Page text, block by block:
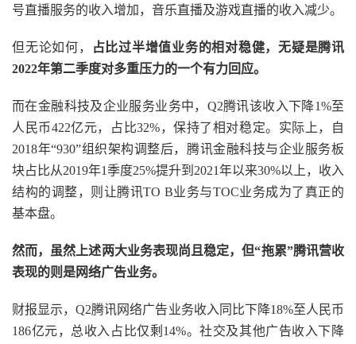
号直播服务的收入增加，音乐直播及游戏直播的收入减少。
但无论如何，
占比过半增值业务的相对稳健，无疑是腾讯
2022年第二季度对多重压力的一个有力回应。
而在金融科技及企业服务业务中，Q2腾讯该收入下降1%至
人民币422亿元，占比32%，保持了相对稳定。实际上，自
2018年“930”组织架构调整后，腾讯金融科技与企业服务板
块占比从2019年1季度25%提升到2021年以来30%以上，收入
结构的调整，则让腾讯TO B业务与TOC业务成为了真正的
基本盘。
然而，虽然上述两大业务表现尚且稳定，但“拖累”腾讯营收
表现的则是网络广告业务。
财报显示，Q2腾讯网络广告业务收入同比下降18%至人民币
186亿元，总收入占比仅剩14%。社交及其他广告收入下降